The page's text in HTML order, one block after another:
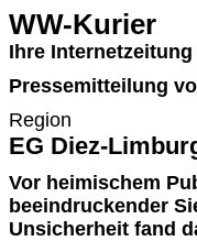
WW-Kurier
Ihre
Pressemitteilung
Region
EG Diez-
Vor heimischem
beeindruckender
Unsicherheit fand